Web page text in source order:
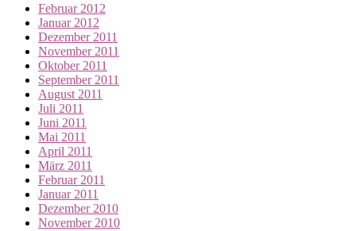
Februar 2012
Januar 2012
Dezember 2011
November 2011
Oktober 2011
September 2011
August 2011
Juli 2011
Juni 2011
Mai 2011
April 2011
März 2011
Februar 2011
Januar 2011
Dezember 2010
November 2010